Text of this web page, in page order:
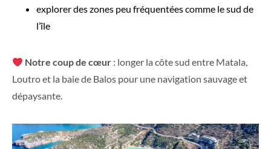
explorer des zones peu fréquentées comme le sud de
l’île
Notre coup de cœur : longer la côte sud entre Matala,
Loutro et la baie de Balos pour une navigation sauvage et
dépaysante.